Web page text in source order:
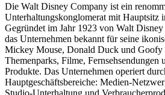
Die Walt Disney Company ist ein
Unterhaltungskonglomerat mit Hauptsitz
Gegründet im Jahr 1923 von Walt
das Unternehmen bekannt für seine
Mickey Mouse, Donald Duck und Goofy
Themenparks, Filme, Fernsehsendungen
Produkte. Das Unternehmen operiert
Hauptgeschäftsbereiche: Medien-
Studio-Unterhaltung und